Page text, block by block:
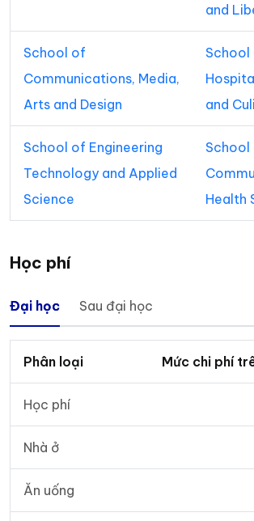
and
School of
Communications, Media,
Arts and Design
School
and
School of Engineering
Technology and Applied
Science
School
Health
Học phí
Đại học Sau đại học
Phân loại Mức chi phí
Học phí
Nhà ở
Ăn uống